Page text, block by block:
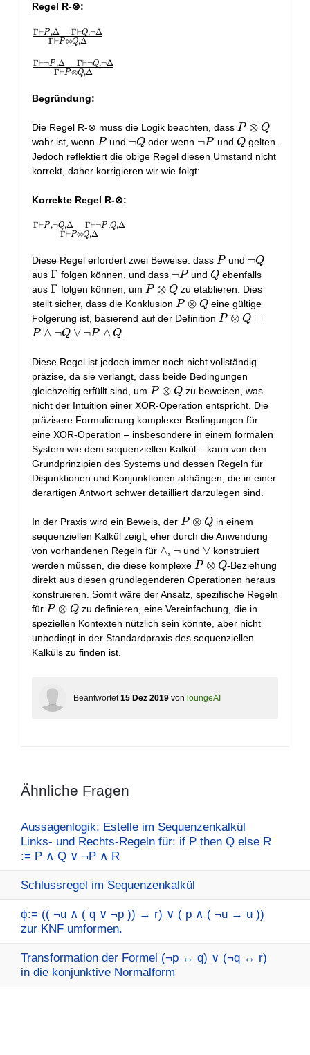
Regel R-⊗:
\frac{\Gamma
\vdash P,
\Delta \quad
\Gamma
¬\Delta}
\vdash P ⊗ Q,
\Delta}
Γ⊢P⊗Q,Δ
Γ⊢P ,Δ Γ⊢Q,¬Δ
\frac{\Gamma
\vdash ¬P,
\Delta \quad
\Gamma
\vdash ¬Q,
¬\Delta}
{\Gamma
\vdash P ⊗ Q,
\Delta}
Γ⊢P⊗Q,Δ
Γ⊢¬P ,Δ Γ⊢¬Q,¬Δ
Begründung:
Die Regel R-⊗ muss die Logik beachten, dass P
⊗
Q
P ⊗ Q
wahr ist, wenn P
P und ¬Q
¬Q oder wenn ¬P
¬P und Q
Qgelten.
Jedoch reflektiert die obige Regel diesen Umstand nicht
korrekt, daher korrigieren wir wie folgt:
Korrekte Regel R-⊗:
\frac{\Gamma
\vdash P, ¬Q,
\Delta \quad
\Gamma
\vdash ¬P, Q,
\Delta}
{\Gamma
\vdash P ⊗ Q,
\Delta}
Γ⊢P⊗Q,Δ
Γ⊢P ,¬Q,Δ Γ⊢¬P ,Q,Δ
Diese Regel erfordert zwei Beweise: dass P
P und ¬Q
¬Q
aus \Gamma
Γ folgen können, und dass ¬P
¬P undQ
Q ebenfalls
aus \Gamma
Γ folgen können, um P
⊗
Q
P ⊗ Qzu etablieren. Dies
stellt sicher, dass die Konklusion P
⊗
P ⊗ Qeine gültige
Folgerung ist, basierend auf der Definition P
=
P
∧
¬Q
∨
¬P
∧
Q
P ⊗ Q =
P ∧ ¬Q ∨ ¬P ∧ Q
Diese Regel ist jedoch immer noch nicht vollständig
präzise, da sie verlangt, dass beide Bedingungen
gleichzeitig erfüllt sind, um P
⊗
Q
P ⊗ Qzu beweisen, was
nicht der Intuition einer XOR-Operation entspricht. Die
präzisere Formulierung komplexer Bedingungen für
eine XOR-Operation – insbesondere in einem formalen
System wie dem sequenziellen Kalkül – kann von den
Grundprinzipien des Systems und dessen Regeln für
Disjunktionen und Konjunktionen abhängen, die in einer
derartigen Antwort schwer detailliert darzulegen sind.
In der Praxis wird ein Beweis, der P
⊗
Q
P ⊗ Qin einem
sequenziellen Kalkül zeigt, eher durch die Anwendung
von vorhandenen Regeln für ∧
∧ ¬
¬ und ∨
∨ konstruiert
werden müssen, die diese komplexe P
⊗
Q
P ⊗ Q-Beziehung
direkt aus diesen grundlegenderen Operationen heraus
konstruieren. Somit wäre der Ansatz, spezifische Regeln
für P
⊗
Q
P ⊗ Qzu definieren, eine Vereinfachung, die in
speziellen Kontexten nützlich sein könnte, aber nicht
unbedingt in der Standardpraxis des sequenziellen
Kalküls zu finden ist.
Beantwortet 15 Dez 2019 von loungeAI
Ähnliche Fragen
Aussagenlogik: Estelle im Sequenzenkalkül
Links- und Rechts-Regeln für: if P then Q else R
:= P ∧ Q ∨ ¬P ∧ R
Schlussregel im Sequenzenkalkül
ϕ:= (( ¬u ∧ ( q ∨ ¬p )) → r) ∨ ( p ∧ ( ¬u → u ))
zur KNF umformen.
Transformation der Formel (¬p ↔ q) ∨ (¬q ↔ r)
in die konjunktive Normalform